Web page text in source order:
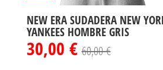
NEW ERA SUDADERA NEW
YANKEES HOMBRE GRIS
30,00 €60,00 €